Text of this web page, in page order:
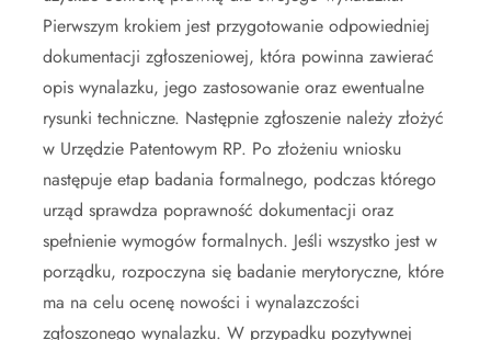
Pierwszym krokiem jest przygotowanie odpowiedniej
dokumentacji zgłoszeniowej, która powinna zawierać
opis wynalazku, jego zastosowanie oraz ewentualne
rysunki techniczne. Następnie zgłoszenie należy złożyć
w Urzędzie Patentowym RP. Po złożeniu wniosku
następuje etap badania formalnego, podczas którego
urząd sprawdza poprawność dokumentacji oraz
spełnienie wymogów formalnych. Jeśli wszystko jest w
porządku, rozpoczyna się badanie merytoryczne, które
ma na celu ocenę nowości i wynalazczości
zgłoszonego wynalazku. W przypadku pozytywnej